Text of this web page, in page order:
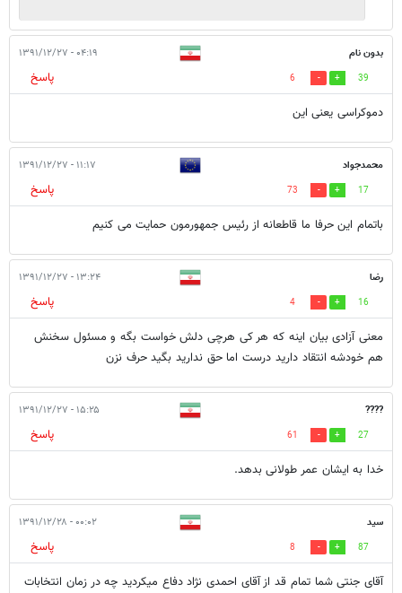
بدون نام ۰۴:۱۹ - ۱۳۹۱/۱۲/۲۷
39
6
پاسخ
دموکراسی یعنی این
محمدجواد ۱۱:۱۷ - ۱۳۹۱/۱۲/۲۷
17
73
پاسخ
باتمام این حرفا ما قاطعانه از رئیس جمهورمون حمایت می کنیم
رضا ۱۳:۲۴ - ۱۳۹۱/۱۲/۲۷
16
4
پاسخ
معنی آزادی بیان اینه که هر کی هرچی دلش خواست بگه و مسئول سخنش
هم خودشه انتقاد دارید درست اما حق ندارید بگید حرف نزن
???? ۱۵:۲۵ - ۱۳۹۱/۱۲/۲۷
27
61
پاسخ
خدا به ایشان عمر طولانی بدهد.
سید ۰۰:۰۲ - ۱۳۹۱/۱۲/۲۸
87
8
پاسخ
آقای جنتی شما تمام قد از آقای احمدی نژاد دفاع میکردید چه در زمان انتخابات